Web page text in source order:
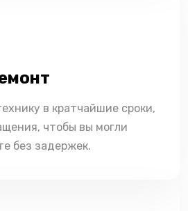
в кратчайшие сроки,
чтобы вы могли
без задержек.